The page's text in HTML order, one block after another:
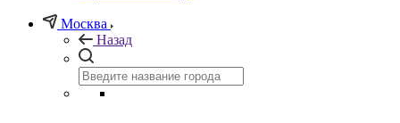
Москва
Назад